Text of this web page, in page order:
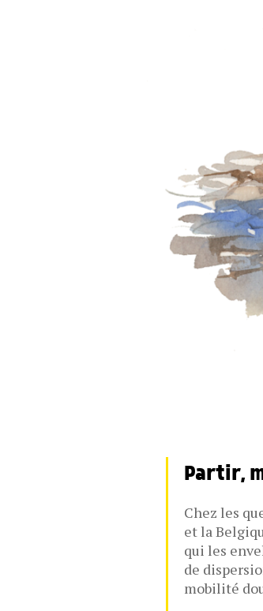
Partir,
Chez les
et la
qui les
de
mobilité